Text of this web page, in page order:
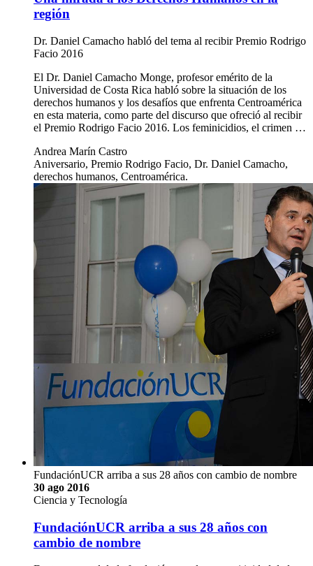
región
Dr. Daniel Camacho habló del tema al recibir Premio Rodrigo
Facio 2016
El Dr. Daniel Camacho Monge, profesor emérito de la
Universidad de Costa Rica habló sobre la situación de los
derechos humanos y los desafíos que enfrenta Centroamérica
en esta materia, como parte del discurso que ofreció al recibir
el Premio Rodrigo Facio 2016. Los feminicidios, el crimen …
Andrea Marín Castro
Aniversario, Premio Rodrigo Facio, Dr. Daniel Camacho,
derechos humanos, Centroamérica.
FundaciónUCR arriba a sus 28 años con cambio de nombre
30 ago 2016
Ciencia y Tecnología
FundaciónUCR arriba a sus 28 años con
cambio de nombre